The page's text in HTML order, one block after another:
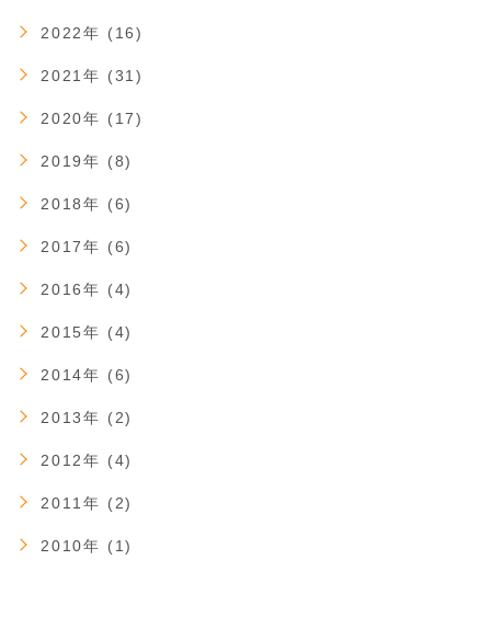
2022年 (16)
2021年 (31)
2020年 (17)
2019年 (8)
2018年 (6)
2017年 (6)
2016年 (4)
2015年 (4)
2014年 (6)
2013年 (2)
2012年 (4)
2011年 (2)
2010年 (1)